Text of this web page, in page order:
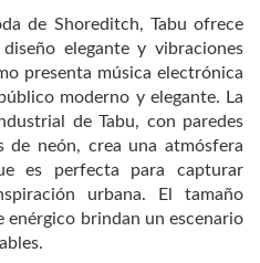
de Shoreditch, Tabu ofrece
elegante y vibraciones
presenta música electrónica
moderno y elegante. La
de Tabu, con paredes
neón, crea una atmósfera
es perfecta para capturar
urbana. El tamaño
brindan un escenario